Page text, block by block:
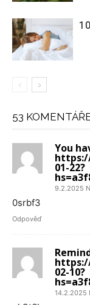
53
You
01-22?
9.2.2025
0srbf3
Odpověď
02-10?
14.2.2025